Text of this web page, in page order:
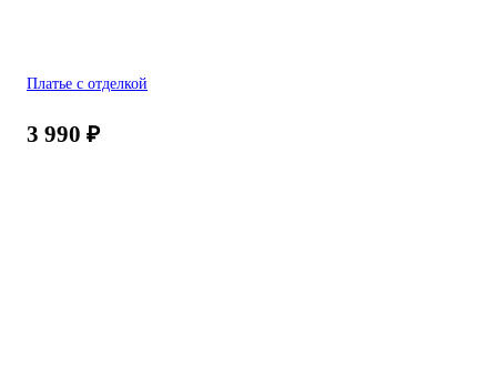
Платье с отделкой
3 990 ₽